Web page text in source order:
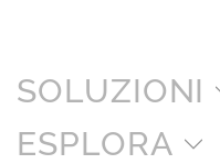
SOLUZIONI
ESPLORA